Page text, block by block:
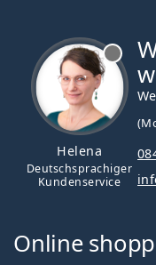
Helena
Deutschsprachiger
Kundenservice
Online